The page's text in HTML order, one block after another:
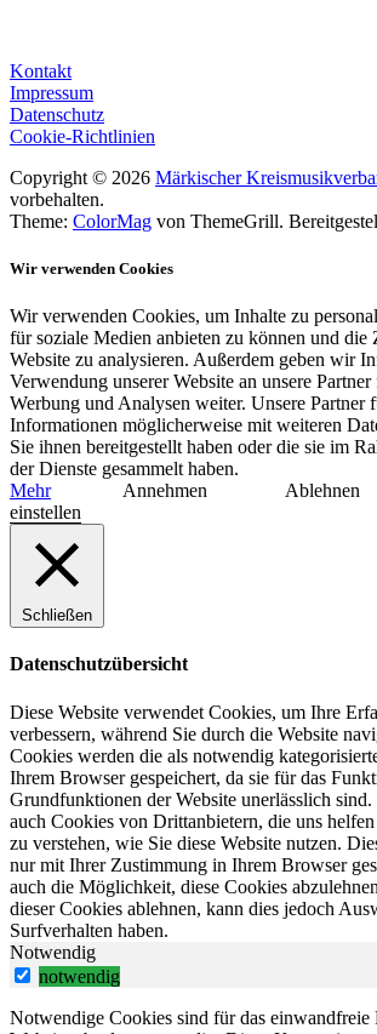
Kontakt
Impressum
Datenschutz
Cookie-Richtlinien
Copyright © 2026 Märkischer
vorbehalten.
Theme: ColorMag von ThemeGrill.
Wir verwenden Cookies
Wir verwenden Cookies, um Inhalte zu
für soziale Medien anbieten zu können und die
Website zu analysieren. Außerdem geben wir
Verwendung unserer Website an unsere
Werbung und Analysen weiter. Unsere Partner
Informationen möglicherweise mit weiteren
Sie ihnen bereitgestellt haben oder die sie im
der Dienste gesammelt haben.
Mehr
Annehmen Ablehnen
einstellen
Schließen
Datenschutzübersicht
Diese Website verwendet Cookies, um Ihre
verbessern, während Sie durch die Website
Cookies werden die als notwendig
Ihrem Browser gespeichert, da sie für das
Grundfunktionen der Website unerlässlich
auch Cookies von Drittanbietern, die uns
zu verstehen, wie Sie diese Website nutzen.
nur mit Ihrer Zustimmung in Ihrem Browser
auch die Möglichkeit, diese Cookies
dieser Cookies ablehnen, kann dies jedoch
Surfverhalten haben.
Notwendig
notwendig
Notwendige Cookies sind für das einwandfreie